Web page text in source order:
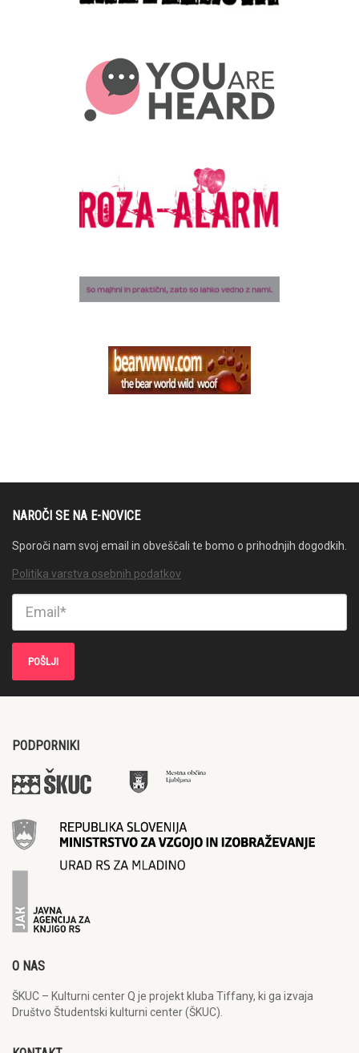
NAROČI SE NA E-NOVICE
Sporoči nam svoj email in obveščali te bomo o prihodnjih dogodkih.
Politika varstva osebnih podatkov
PODPORNIKI
O NAS
ŠKUC – Kulturni center Q je projekt kluba Tiffany, ki ga izvaja
Društvo Študentski kulturni center (ŠKUC).